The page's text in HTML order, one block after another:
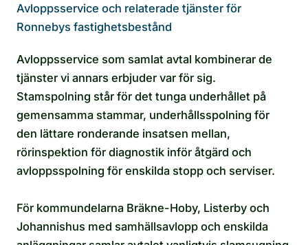
Avloppsservice och relaterade tjänster för
Ronnebys fastighetsbestånd
Avloppsservice som samlat avtal kombinerar de
tjänster vi annars erbjuder var för sig.
Stamspolning står för det tunga underhållet på
gemensamma stammar, underhållsspolning för
den lättare ronderande insatsen mellan,
rörinspektion för diagnostik inför åtgärd och
avloppsspolning för enskilda stopp och serviser.
För kommundelarna Bräkne-Hoby, Listerby och
Johannishus med samhällsavlopp och enskilda